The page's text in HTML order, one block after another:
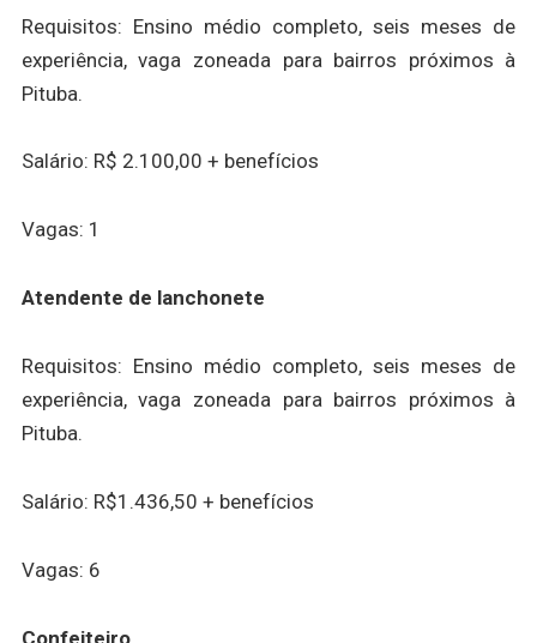
Requisitos: Ensino médio completo, seis meses de
experiência, vaga zoneada para bairros próximos à
Pituba.
Salário: R$ 2.100,00 + benefícios
Vagas: 1
Atendente de lanchonete
Requisitos: Ensino médio completo, seis meses de
experiência, vaga zoneada para bairros próximos à
Pituba.
Salário: R$1.436,50 + benefícios
Vagas: 6
Confeiteiro